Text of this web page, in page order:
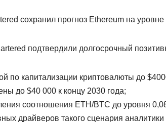
сохранил прогноз Ethereum на
подтвердили долгосрочный
по капитализации криптовалюты до
до $40 000 к концу 2030 года;
соотношения ETH/BTC до уровня
драйверов такого сценария